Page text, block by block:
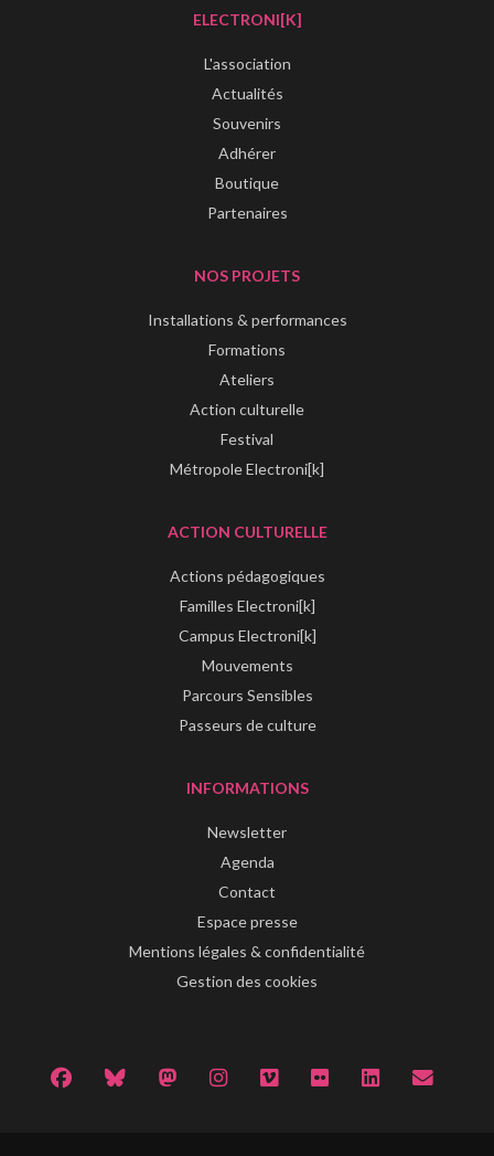
ELECTRONI[K]
L'association
Actualités
Souvenirs
Adhérer
Boutique
Partenaires
NOS PROJETS
Installations & performances
Formations
Ateliers
Action culturelle
Festival
Métropole Electroni[k]
ACTION CULTURELLE
Actions pédagogiques
Familles Electroni[k]
Campus Electroni[k]
Mouvements
Parcours Sensibles
Passeurs de culture
INFORMATIONS
Newsletter
Agenda
Contact
Espace presse
Mentions légales & confidentialité
Gestion des cookies